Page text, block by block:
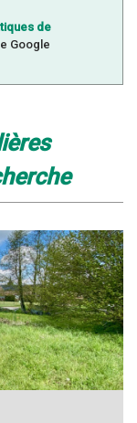
de
Google